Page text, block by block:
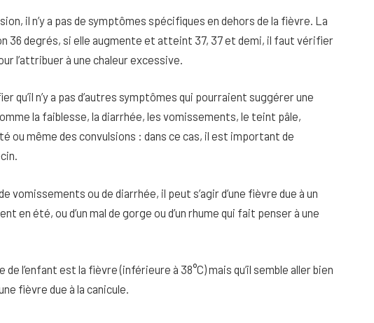
il n’y a pas de symptômes spécifiques en dehors de la fièvre. La
36 degrés, si elle augmente et atteint 37, 37 et demi, il faut vérifier
l’attribuer à une chaleur excessive.
n’y a pas d’autres symptômes qui pourraient suggérer une
la faiblesse, la diarrhée, les vomissements, le teint pâle,
ou même des convulsions : dans ce cas, il est important de
vomissements ou de diarrhée, il peut s’agir d’une fièvre due à un
en été, ou d’un mal de gorge ou d’un rhume qui fait penser à une
l’enfant est la fièvre (inférieure à 38°C) mais qu’il semble aller bien
fièvre due à la canicule.